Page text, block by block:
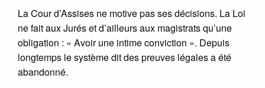
La Cour d’Assises ne motive pas ses décisions. La Loi
ne fait aux Jurés et d’ailleurs aux magistrats qu’une
obligation : « Avoir une intime conviction ». Depuis
longtemps le système dit des preuves légales a été
abandonné.